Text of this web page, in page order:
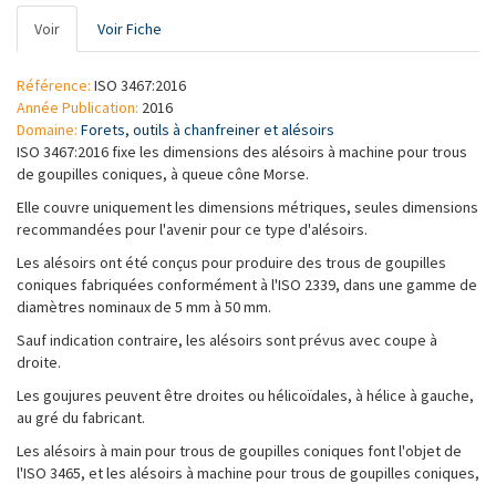
Onglets
principaux
Voir (onglet
actif)
Voir Fiche
Référence: ISO 3467:2016
Année Publication: 2016
Domaine: Forets, outils à chanfreiner et alésoirs
ISO 3467:2016 fixe les dimensions des alésoirs à machine pour trous
de goupilles coniques, à queue cône Morse.
Elle couvre uniquement les dimensions métriques, seules dimensions
recommandées pour l'avenir pour ce type d'alésoirs.
Les alésoirs ont été conçus pour produire des trous de goupilles
coniques fabriquées conformément à l'ISO 2339, dans une gamme de
diamètres nominaux de 5 mm à 50 mm.
Sauf indication contraire, les alésoirs sont prévus avec coupe à
droite.
Les goujures peuvent être droites ou hélicoïdales, à hélice à gauche,
au gré du fabricant.
Les alésoirs à main pour trous de goupilles coniques font l'objet de
l'ISO 3465, et les alésoirs à machine pour trous de goupilles coniques,